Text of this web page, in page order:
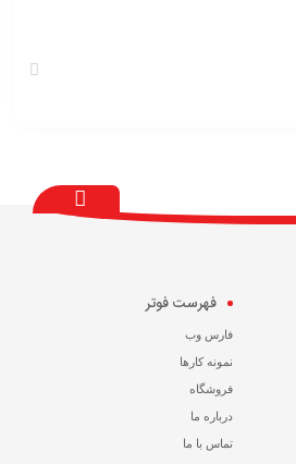
فهرست فوتر
فارس وب
نمونه کارها
فروشگاه
درباره ما
تماس با ما